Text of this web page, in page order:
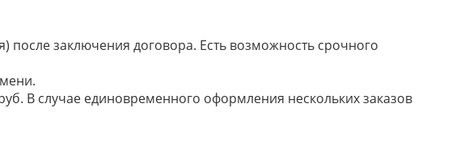
после заключения договора. Есть возможность срочного
В случае единовременного оформления нескольких заказов